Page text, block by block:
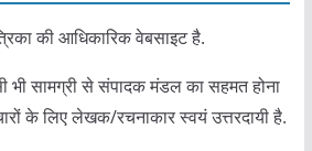
की आधिकारिक वेबसाइट है.
भी सामग्री से संपादक मंडल का सहमत होना
के लिए लेखक/रचनाकार स्वयं उत्तरदायी है.